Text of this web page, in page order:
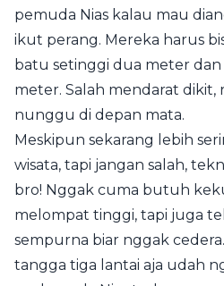
pemuda Nias kalau mau
ikut perang. Mereka harus
batu setinggi dua meter
meter. Salah mendarat dikit,
nunggu di depan mata.
Meskipun sekarang lebih
wisata, tapi jangan salah,
bro! Nggak cuma butuh
melompat tinggi, tapi juga
sempurna biar nggak
tangga tiga lantai aja udah